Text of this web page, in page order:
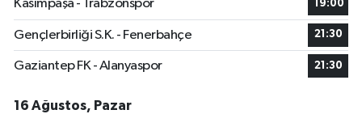
Kasımpaşa - Trabzonspor 19:00
Gençlerbirliği S.K. - Fenerbahçe 21:30
Gaziantep FK - Alanyaspor 21:30
16 Ağustos, Pazar